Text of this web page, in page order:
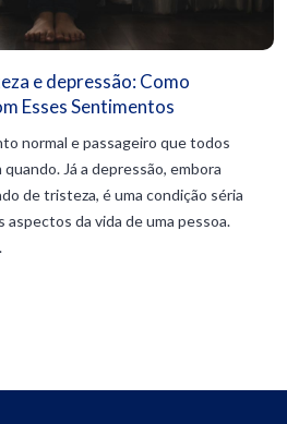
e depressão: Como
Esses Sentimentos
normal e passageiro que todos
Já a depressão, embora
de tristeza, é uma condição séria
da vida de uma pessoa.